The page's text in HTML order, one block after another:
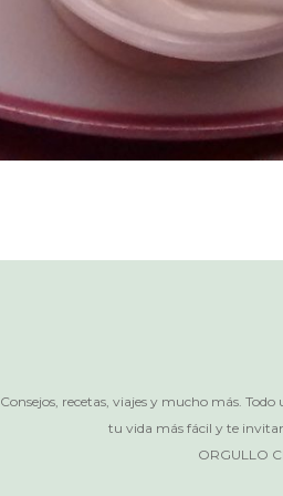
Consejos, recetas, viajes y mucho más.
tu vida más fácil y te
ORGULLO